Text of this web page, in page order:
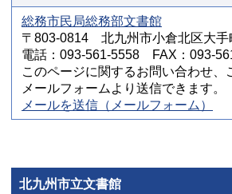
総務市民局総務部文書館
〒803-0814 北九州市小倉北区大手
電話：093-561-5558 FAX：093-
このページに関するお問い合わせ、
メールフォームより送信できます。
メールを送信（メールフォーム）
北九州市立文書館